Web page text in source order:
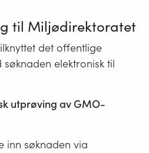
til Miljødirektoratet
det offentlige
søknaden elektronisk til
utprøving av GMO-
inn søknaden via